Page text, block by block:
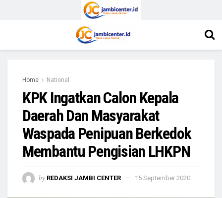
Home National
KPK Ingatkan Calon Kepala
Daerah Dan Masyarakat
Waspada Penipuan Berkedok
Membantu Pengisian LHKPN
by REDAKSI JAMBI CENTER 15 September 2020